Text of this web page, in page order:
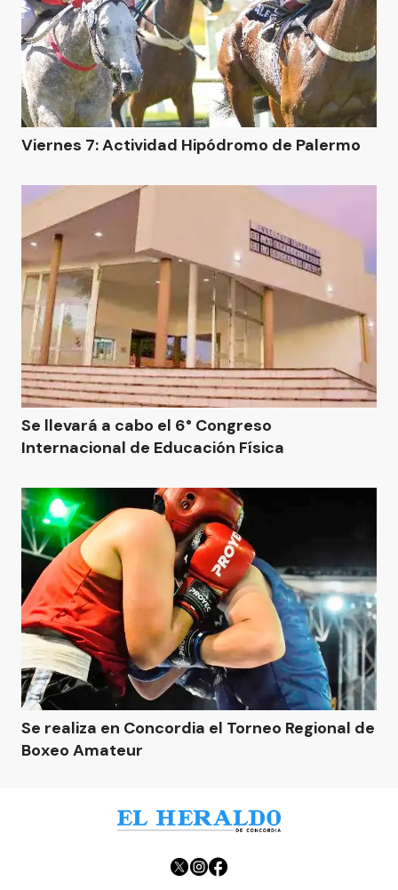
Viernes 7: Actividad Hipódromo de Palermo
Se llevará a cabo el 6° Congreso
Internacional de Educación Física
Se realiza en Concordia el Torneo Regional de
Boxeo Amateur